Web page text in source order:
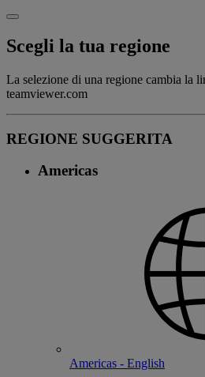
Scegli la tua regione
La selezione di una regione cambia la
teamviewer.com
REGIONE SUGGERITA
Americas
Americas - English